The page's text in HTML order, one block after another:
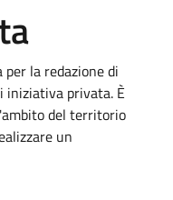
per la redazione di
privata. È
del territorio
un